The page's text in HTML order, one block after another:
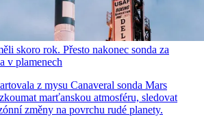
skoro rok. Přesto nakonec sonda za
v plamenech
z mysu Canaveral sonda Mars
marťanskou atmosféru, sledovat
změny na povrchu rudé planety.